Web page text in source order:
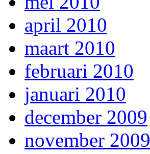
april 2010
maart 2010
februari 2010
januari 2010
december 2009
november 2009